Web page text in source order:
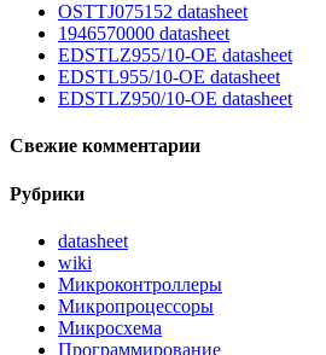
OSTTJ075152 datasheet
1946570000 datasheet
EDSTLZ955/10-OE datasheet
EDSTL955/10-OE datasheet
EDSTLZ950/10-OE datasheet
Свежие комментарии
Рубрики
datasheet
wiki
Микроконтроллеры
Микропроцессоры
Микросхема
Программирование